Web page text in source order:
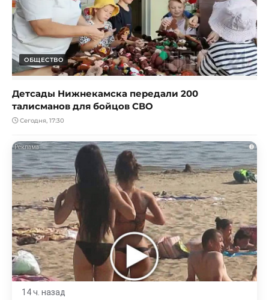
ОБЩЕСТВО
Детсады Нижнекамска передали 200
талисманов для бойцов СВО
Сегодня, 17:30
i
14 ч. назад